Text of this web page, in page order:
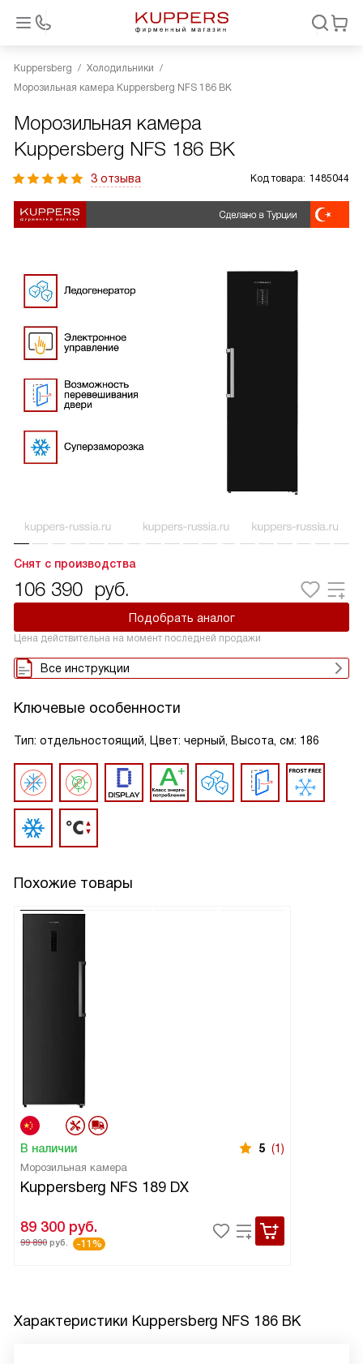
Kuppersberg
Холодильники
Морозильная камера Kuppersberg NFS 186 BK
Морозильная камера
Kuppersberg NFS 186 BK
3 отзыва Код товара: 1485044
Снят с производства
106 390 руб.
Подобрать аналог
Цена действительна на момент последней продажи
Все инструкции
Ключевые особенности
Тип: отдельностоящий, Цвет: черный, Высота, см: 186
Похожие товары
В наличии 5 (1)
Морозильная камера
Kuppersberg NFS 189 DX
89 300 руб.
99 890 руб. -11%
Характеристики Kuppersberg NFS 186 BK